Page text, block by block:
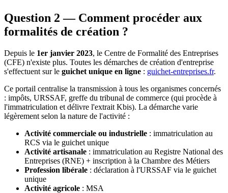
Question 2 — Comment procéder aux
formalités de création ?
Depuis le 1er janvier 2023, le Centre de Formalité des Entreprises
(CFE) n'existe plus. Toutes les démarches de création d'entreprise
s'effectuent sur le guichet unique en ligne : guichet-entreprises.fr.
Ce portail centralise la transmission à tous les organismes concernés
: impôts, URSSAF, greffe du tribunal de commerce (qui procède à
l'immatriculation et délivre l'extrait Kbis). La démarche varie
légèrement selon la nature de l'activité :
Activité commerciale ou industrielle : immatriculation au
RCS via le guichet unique
Activité artisanale : immatriculation au Registre National des
Entreprises (RNE) + inscription à la Chambre des Métiers
Profession libérale : déclaration à l'URSSAF via le guichet
unique
Activité agricole : MSA